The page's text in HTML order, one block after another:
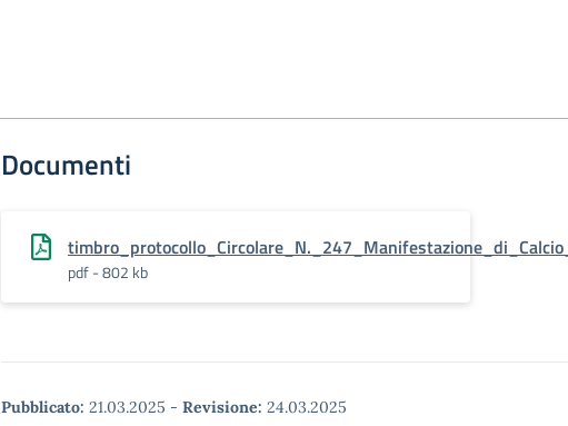
Documenti
pdf - 802 kb
Pubblicato: 21.03.2025 - Revisione: 24.03.2025